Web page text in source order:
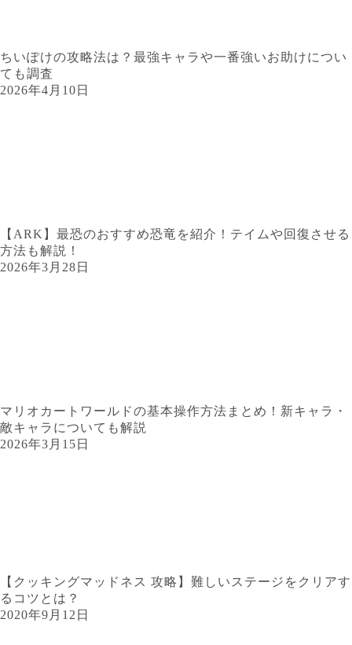
ちいぽけの攻略法は？最強キャラや一番強いお助けについ
ても調査
2026年4月10日
【ARK】最恐のおすすめ恐竜を紹介！テイムや回復させる
方法も解説！
2026年3月28日
マリオカートワールドの基本操作方法まとめ！新キャラ・
敵キャラについても解説
2026年3月15日
【クッキングマッドネス 攻略】難しいステージをクリアす
るコツとは？
2020年9月12日